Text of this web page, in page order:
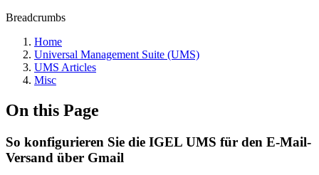
Breadcrumbs
Home
Universal Management Suite (UMS)
UMS Articles
Misc
On this Page
So konfigurieren Sie die IGEL UMS für den E-Mail-
Versand über Gmail